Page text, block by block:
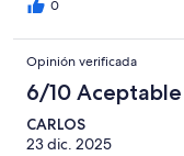
0
Opinión verificada
6/10 Aceptable
CARLOS
23 dic. 2025